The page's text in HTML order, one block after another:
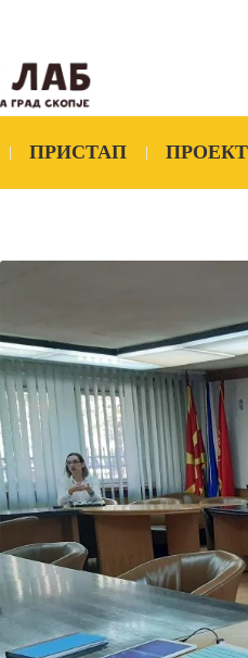
ПРИСТАП